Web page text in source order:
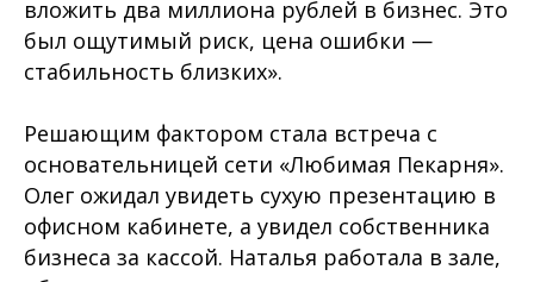
вложить два миллиона рублей в бизнес. Это
был ощутимый риск, цена ошибки —
стабильность близких».
Решающим фактором стала встреча с
основательницей сети «Любимая Пекарня».
Олег ожидал увидеть сухую презентацию в
офисном кабинете, а увидел собственника
бизнеса за кассой. Наталья работала в зале,